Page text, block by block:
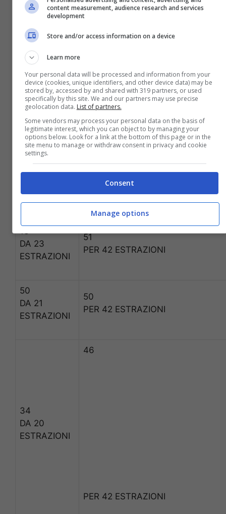
ESTRAZIONI
PER 44 ESTRAZIONI
15
DA 28
ESTRAZIONI
27
PER 43 ESTRAZIONI
ESTRAZIONI
21
PER 43 ESTRAZIONI
13
DA 23
ESTRAZIONI
51
PER 42 ESTRAZIONI
50
DA 21
ESTRAZIONI
50
PER 42 ESTRAZIONI
34
DA 20
ESTRAZIONI
46
PER 42 ESTRAZIONI
content measurement, audience research and services
development
Store and/or access information on a device
Learn more
Your personal data will be processed and information from your
device (cookies, unique identifiers, and other device data) may be
stored by, accessed by and shared with 319 partners, or used
specifically by this site. We and our partners may use precise
geolocation data. List of partners.
Some vendors may process your personal data on the basis of
legitimate interest, which you can object to by managing your
options below. Look for a link at the bottom of this page or in the
site menu to manage or withdraw consent in privacy and cookie
settings.
Consent
Manage options